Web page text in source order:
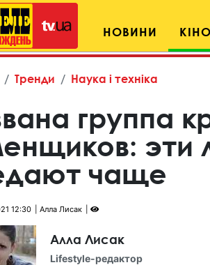
НОВИНИ КІНО
Тренди Наука і техніка
группа
эти
чаще
12:30 Алла Лисак
Алла Лисак
Lifestyle-редактор